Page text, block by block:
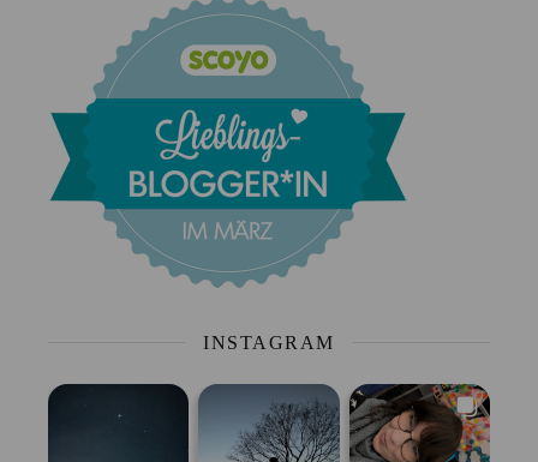
INSTAGRAM